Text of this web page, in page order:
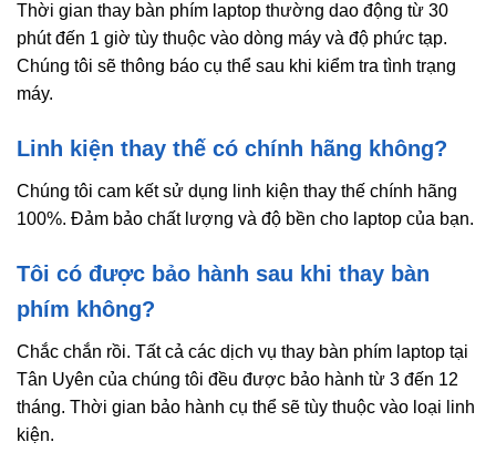
Thời gian thay bàn phím laptop thường dao động từ 30
phút đến 1 giờ tùy thuộc vào dòng máy và độ phức tạp.
Chúng tôi sẽ thông báo cụ thể sau khi kiểm tra tình trạng
máy.
Linh kiện thay thế có chính hãng không?
Chúng tôi cam kết sử dụng linh kiện thay thế chính hãng
100%. Đảm bảo chất lượng và độ bền cho laptop của bạn.
Tôi có được bảo hành sau khi thay bàn
phím không?
Chắc chắn rồi. Tất cả các dịch vụ thay bàn phím laptop tại
Tân Uyên của chúng tôi đều được bảo hành từ 3 đến 12
tháng. Thời gian bảo hành cụ thể sẽ tùy thuộc vào loại linh
kiện.